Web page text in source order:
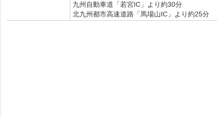
九州自動車道「若宮IC」より約30分
北九州都市高速道路「馬場山IC」より約25分